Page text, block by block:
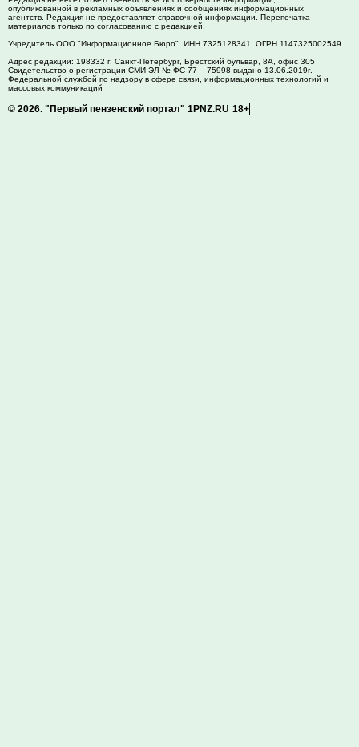
опубликованной в рекламных объявлениях и сообщениях информационных
агентств. Редакция не предоставляет справочной информации. Перепечатка
материалов только по согласованию с редакцией.
Учредитель ООО "Информационное Бюро". ИНН 7325128341, ОГРН 1147325002549
Адрес редакции: 198332 г. Санкт-Петербург, Брестский бульвар, 8А, офис 305
Свидетельство о регистрации СМИ ЭЛ № ФС 77 – 75998 выдано 13.06.2019г.
Федеральной службой по надзору в сфере связи, информационных технологий и
массовых коммуникаций
© 2026. "Первый пензенский портал" 1PNZ.RU 18+